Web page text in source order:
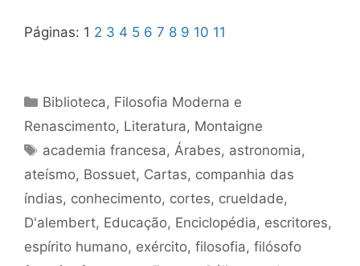
Páginas: 1 2 3 4 5 6 7 8 9 10 11
Categorias
Biblioteca, Filosofia Moderna e
Renascimento, Literatura, Montaigne
Tags
academia francesa,Árabes, astronomia,
ateísmo, Bossuet, Cartas, companhia das
índias, conhecimento, cortes, crueldade,
D'alembert, Educação, Enciclopédia, escritores,
espírito humano, exército, filosofia, filósofo